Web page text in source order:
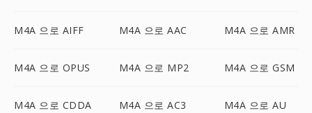
M4A 으로 AIFF M4A 으로 AAC M4A 으로 AMR
M4A 으로 OPUS M4A 으로 MP2 M4A 으로 GSM
M4A 으로 CDDA M4A 으로 AC3 M4A 으로 AU